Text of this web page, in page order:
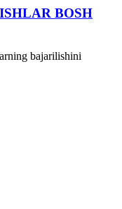
BOSH
bajarilishini